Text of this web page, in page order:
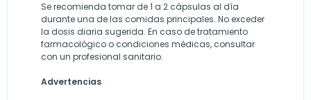
Se recomienda tomar de 1 a 2 cápsulas al día
durante una de las comidas principales. No exceder
la dosis diaria sugerida. En caso de tratamiento
farmacológico o condiciones médicas, consultar
con un profesional sanitario.
Advertencias